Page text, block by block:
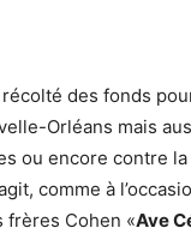
des fonds
Orléans mais
ou encore contre
comme à
Cohen «Ave